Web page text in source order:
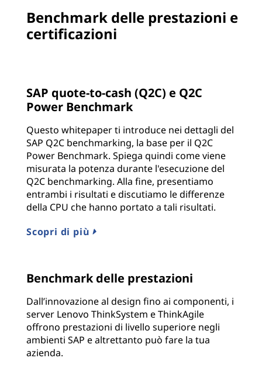
Benchmark delle prestazioni e
certificazioni
SAP quote-to-cash (Q2C) e Q2C
Power Benchmark
Questo whitepaper ti introduce nei dettagli del
SAP Q2C benchmarking, la base per il Q2C
Power Benchmark. Spiega quindi come viene
misurata la potenza durante l'esecuzione del
Q2C benchmarking. Alla fine, presentiamo
entrambi i risultati e discutiamo le differenze
della CPU che hanno portato a tali risultati.
Scopri di più
Benchmark delle prestazioni
Dall’innovazione al design fino ai componenti, i
server Lenovo ThinkSystem e ThinkAgile
offrono prestazioni di livello superiore negli
ambienti SAP e altrettanto può fare la tua
azienda.